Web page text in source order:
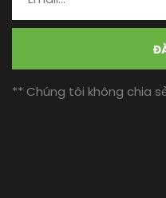
** Chúng tôi không chia